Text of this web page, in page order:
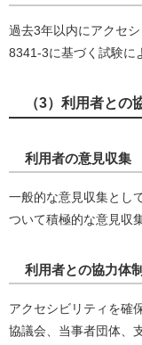
過去3年以内にアクセ
8341-3に基づく試験に
（3）利用者との
利用者の意見収集
一般的な意見収集とし
ついて積極的な意見収
利用者との協力体
アクセシビリティを確
協議会、当事者団体、